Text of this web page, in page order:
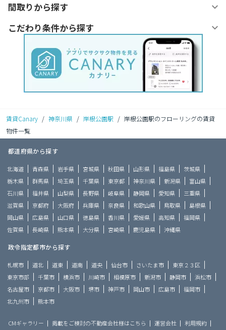
間取りから探す
こだわり条件から探す
賃貸Canary / 神奈川県 / 岸根公園駅 / 岸根公園駅のフローリングの賃貸
物件一覧
都道府県から探す
北海道 青森県 岩手県 宮城県 秋田県 山形県 福島県
茨城県
栃木県
群馬県 埼玉県 千葉県 東京都 神奈川県 新潟県
富山県
石川県
福井県 山梨県 長野県 岐阜県 静岡県 愛知県
三重県
滋賀県
京都府 大阪府 兵庫県 奈良県 和歌山県 鳥取県
島根県
岡山県
広島県 山口県 徳島県 香川県 愛媛県 高知県
福岡県
佐賀県
長崎県 熊本県 大分県 宮崎県 鹿児島県 沖縄県
政令指定都市から探す
札幌市 道北 道東 道南 道央 仙台市 さいたま市
東京２３区
東京市部
千葉市 横浜市 川崎市 相模原市 新潟市 静岡市
浜松市
名古屋市
京都市 大阪市 堺市 神戸市 岡山市 広島市
福岡市
北九州市
熊本市
CMギャラリー 掲載をご検討の不動産会社様はこちら 運営会社
利用規約